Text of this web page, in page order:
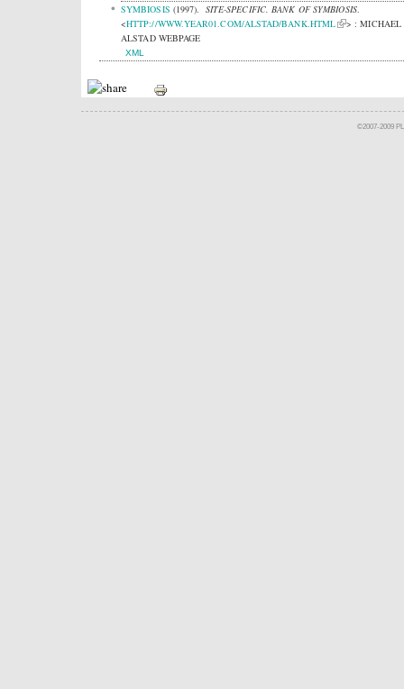
SYMBIOSIS (1997). SITE-SPECIFIC. BANK OF SYMBIOSIS.
<HTTP://WWW.YEAR01.COM/ALSTAD/BANK.HTML
> : MICHAEL
ALSTAD WEBPAGE
XML
©2007-2009